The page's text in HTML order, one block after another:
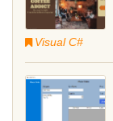
Visual C#